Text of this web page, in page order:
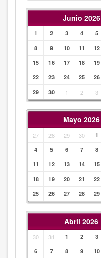
Junio 2026
1 2 3 4 5
8
9 10 11 12
15
16 17 18 19
22
23 24 25 26
29
30 1 2 3
Mayo 2026
27 28 29 30 1
4
5 6 7 8
11
12 13 14 15
18
19 20 21 22
25
26 27 28 29
Abril 2026
30 31 1 2 3
6
7 8 9 10